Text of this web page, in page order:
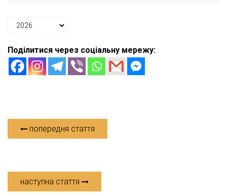
Поділитися через соціальну мережу:
попередня стаття
наступна стаття